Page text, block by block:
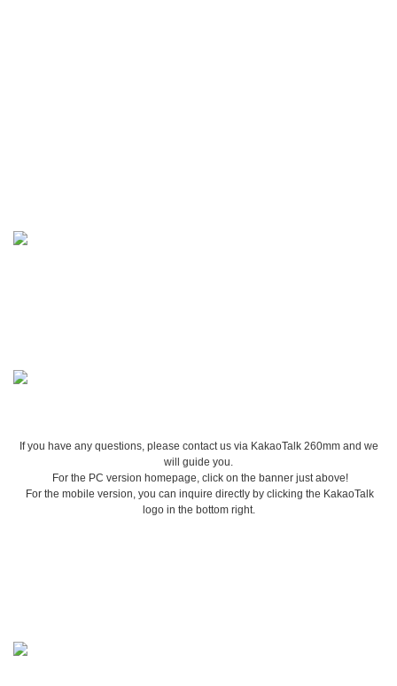
If you have any questions, please contact us via KakaoTalk 260mm and we
will guide you.
For the PC version homepage, click on the banner just above!
For the mobile version, you can inquire directly by clicking the KakaoTalk
logo in the bottom right.